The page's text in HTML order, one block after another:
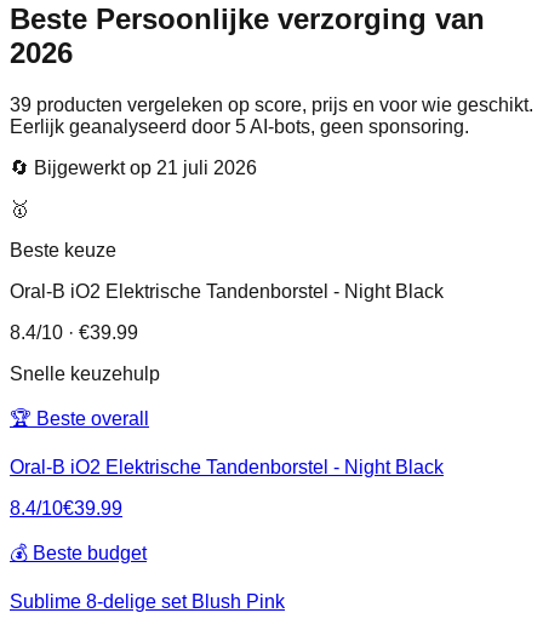
Beste Persoonlijke verzorging van
2026
39 producten vergeleken op score, prijs en voor wie geschikt.
Eerlijk geanalyseerd door 5 AI-bots, geen sponsoring.
🔄 Bijgewerkt op 21 juli 2026
🥇
Beste keuze
Oral-B iO2 Elektrische Tandenborstel - Night Black
8.4/10 · €39.99
Snelle keuzehulp
🏆 Beste overall
Oral-B iO2 Elektrische Tandenborstel - Night Black
8.4/10€39.99
💰 Beste budget
Sublime 8-delige set Blush Pink